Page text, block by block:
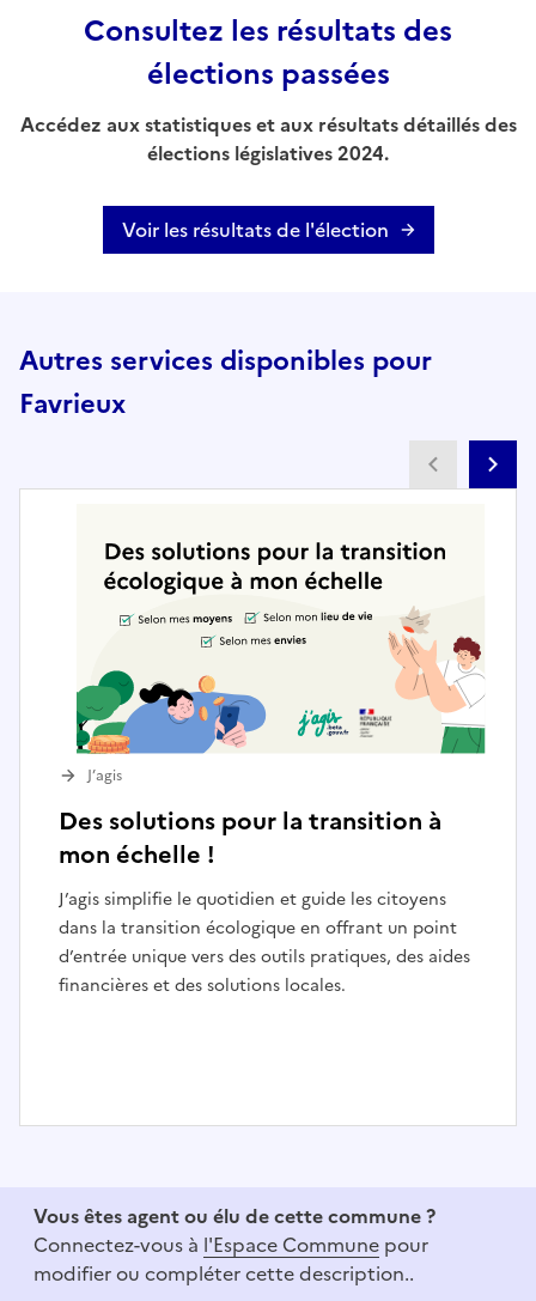
Consultez les résultats des
élections passées
Accédez aux statistiques et aux résultats détaillés des
élections législatives 2024.
Voir les résultats de l'élection
Autres services disponibles pour
Favrieux
Des solutions pour la transition à
mon échelle !
J’agis simplifie le quotidien et guide les citoyens
dans la transition écologique en offrant un point
d’entrée unique vers des outils pratiques, des aides
financières et des solutions locales.
J’agis
Vous êtes agent ou élu de cette commune ?
Connectez-vous à l'Espace Commune pour
modifier ou compléter cette description..